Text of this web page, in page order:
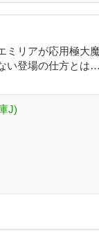
ミリアが応用極大
い登場の仕方とは
J)